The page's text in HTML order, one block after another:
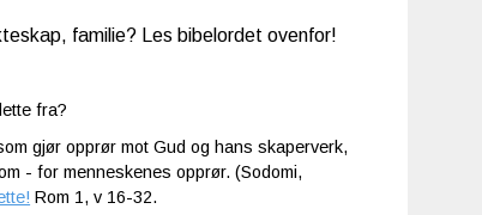
familie? Les bibelordet ovenfor!
fra?
gjør opprør mot Gud og hans skaperverk,
- for menneskenes opprør. (Sodomi,
Rom 1, v 16-32.